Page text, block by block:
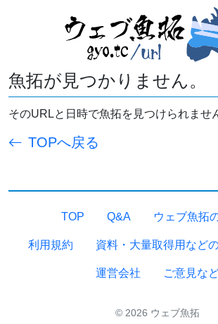
魚拓が見つかりません。
そのURLと日時で魚拓を見つけられませ
TOPへ戻る
TOP Q&A ウェブ魚拓
利用規約 資料・大量取得用など
運営会社 ご意見な
© 2026 ウェブ魚拓